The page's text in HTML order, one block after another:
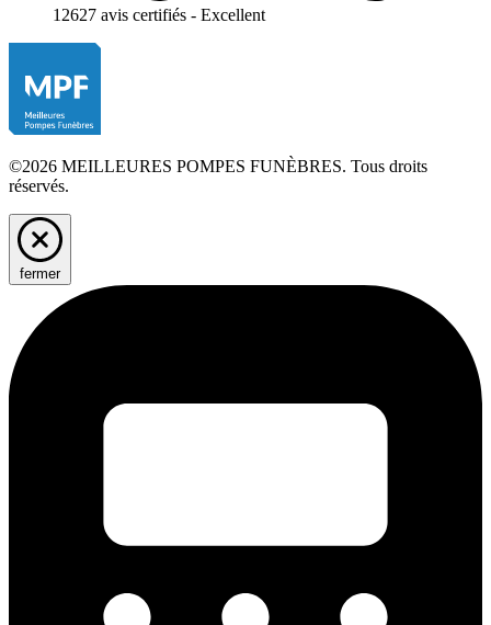
12627 avis certifiés - Excellent
©2026 MEILLEURES POMPES FUNÈBRES. Tous droits
réservés.
fermer